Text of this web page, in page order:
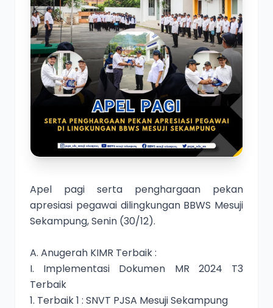
Apel pagi serta penghargaan pekan
apresiasi pegawai dilingkungan BBWS Mesuji
Sekampung, Senin (30/12).
A. Anugerah KIMR Terbaik :
I. Implementasi Dokumen MR 2024 T3
Terbaik
1. Terbaik 1 : SNVT PJSA Mesuji Sekampung